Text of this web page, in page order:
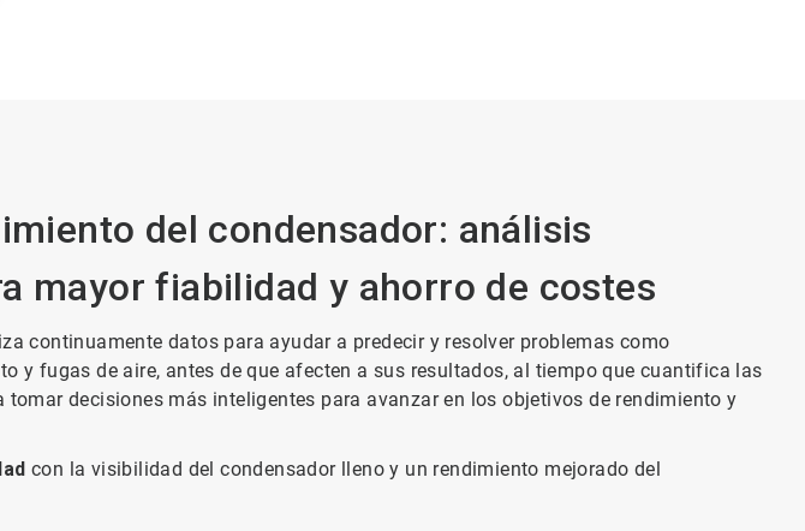
del condensador: análisis
mayor fiabilidad y ahorro de costes
continuamente datos para ayudar a predecir y resolver problemas como
y fugas de aire, antes de que afecten a sus resultados, al tiempo que cuantifica las
decisiones más inteligentes para avanzar en los objetivos de rendimiento y
con la visibilidad del condensador lleno y un rendimiento mejorado del